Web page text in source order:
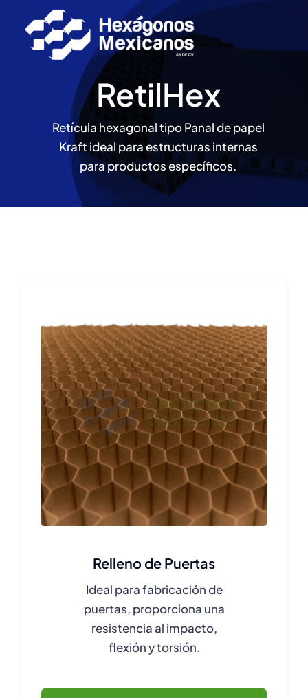
content
RetilHex
Retícula hexagonal tipo Panal de papel
Kraft ideal para estructuras internas
para productos específicos.
Relleno de Puertas
Ideal para fabricación de
puertas, proporciona una
resistencia al impacto,
flexión y torsión.